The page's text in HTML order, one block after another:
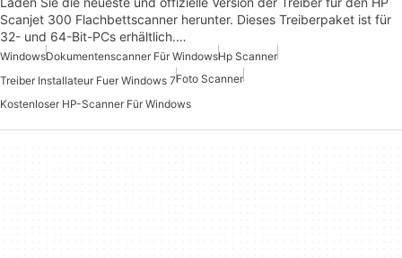
Scanjet 300 Flachbettscanner herunter. Dieses Treiberpaket ist für
32- und 64-Bit-PCs erhältlich.…
WindowsDokumentenscanner Für WindowsHp Scanner
Treiber Installateur Fuer Windows 7Foto Scanner
Kostenloser HP-Scanner Für Windows